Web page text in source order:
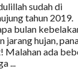
sudah di
tahun 2019.
bulan
jarang hujan,
Malahan ada
...